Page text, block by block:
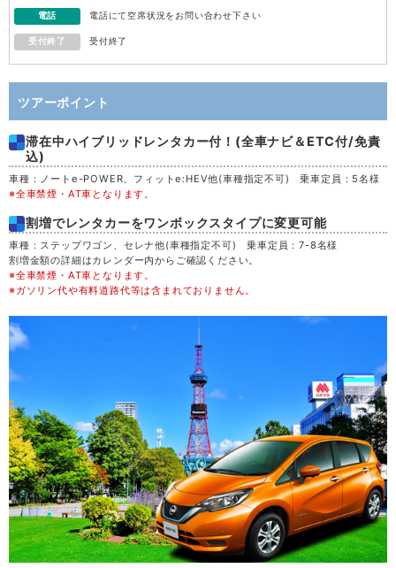
日 16
月 17
火 18
水 19
木 20
金 21
月 24
火 25
水 26
木 27
電話 電話にて空席状況をお問い合わせ下さい
受付終了 受付終了
ツアーポイント
滞在中ハイブリッドレンタカー付！(全車ナビ＆ETC付/免責
込)
車種：ノートe-POWER、フィットe:HEV他(車種指定不可) 乗車定員：5名様
※全車禁煙・AT車となります。
割増でレンタカーをワンボックスタイプに変更可能
車種：ステップワゴン、セレナ他(車種指定不可) 乗車定員：7-8名様
割増金額の詳細はカレンダー内からご確認ください。
※全車禁煙・AT車となります。
※ガソリン代や有料道路代等は含まれておりません。